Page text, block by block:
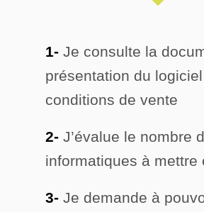
1-Je consulte la
présentation du
conditions de vente
2-J’évalue le nombre
informatiques à mettre
3-Je demande à